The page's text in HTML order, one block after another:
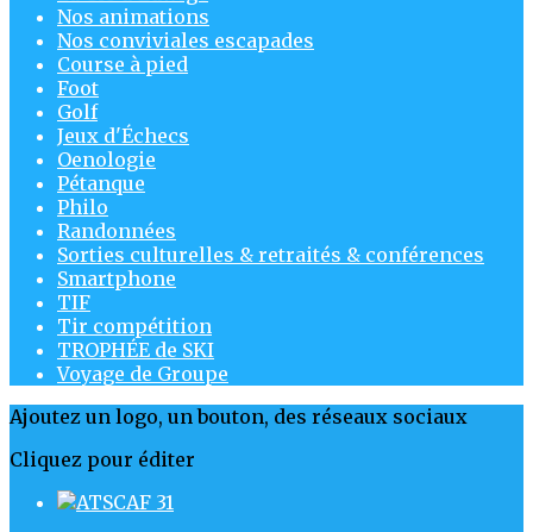
Nos animations
Nos conviviales escapades
Course à pied
Foot
Golf
Jeux d'Échecs
Oenologie
Pétanque
Philo
Randonnées
Sorties culturelles & retraités & conférences
Smartphone
TIF
Tir compétition
TROPHÉE de SKI
Voyage de Groupe
Ajoutez un logo, un bouton, des réseaux sociaux
Cliquez pour éditer